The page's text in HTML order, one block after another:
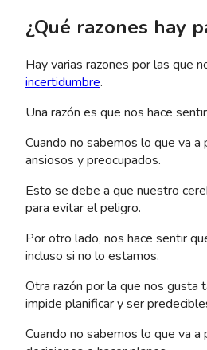
¿Qué razones hay
Hay varias razones por las que
incertidumbre.
Una razón es que nos hace
Cuando no sabemos lo que va a
ansiosos y preocupados.
Esto se debe a que nuestro
para evitar el peligro.
Por otro lado, nos hace sentir
incluso si no lo estamos.
Otra razón por la que nos gusta
impide planificar y ser
Cuando no sabemos lo que va a